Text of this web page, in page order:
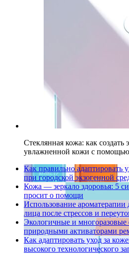
Стеклянная кожа: как создать
увлажненной кожи с
Как правильно адаптировать
при городской экзогенной
Кожа — зеркало здоровья: 5
просит о помощи
Использование ароматерапии
лица после стрессов и
Экологичные и многоразовые
природными активаторами
Как адаптировать уход за
высокого технологического